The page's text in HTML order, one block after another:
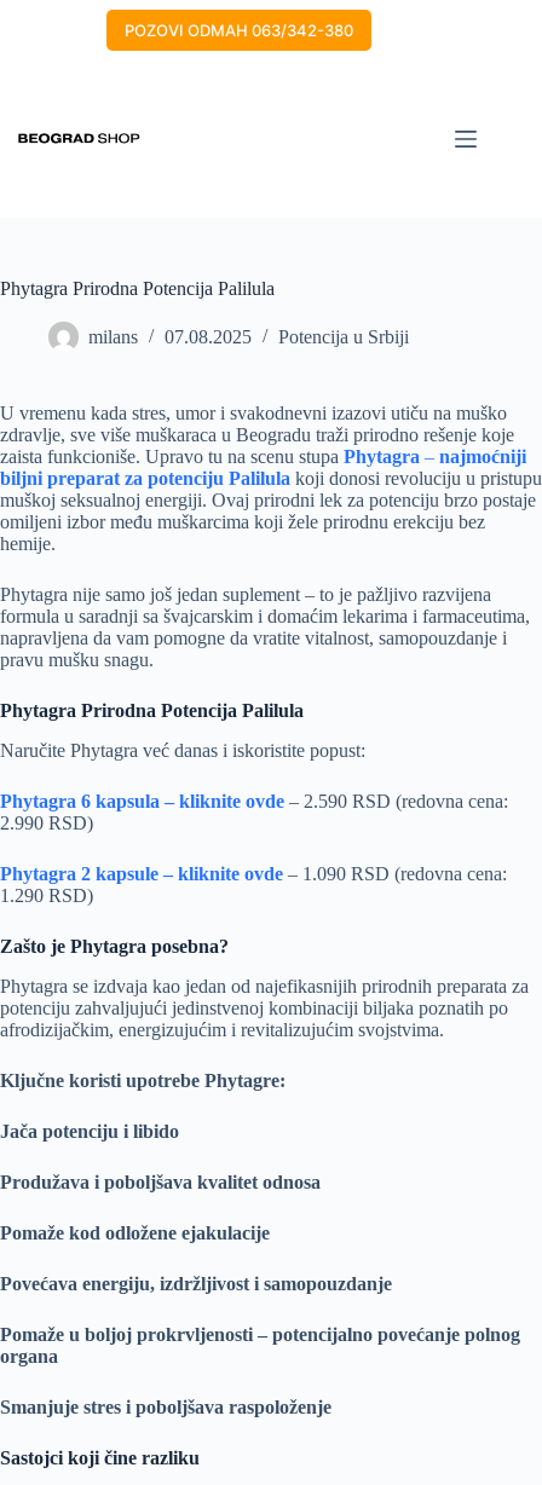
POZOVI ODMAH 063/342-380
Phytagra Prirodna Potencija Palilula
milans 07.08.2025 Potencija u Srbiji
U vremenu kada stres, umor i svakodnevni izazovi utiču na muško
zdravlje, sve više muškaraca u Beogradu traži prirodno rešenje koje
zaista funkcioniše. Upravo tu na scenu stupa Phytagra – najmoćniji
biljni preparat za potenciju Palilula koji donosi revoluciju u pristupu
muškoj seksualnoj energiji. Ovaj prirodni lek za potenciju brzo postaje
omiljeni izbor među muškarcima koji žele prirodnu erekciju bez
hemije.
Phytagra nije samo još jedan suplement – to je pažljivo razvijena
formula u saradnji sa švajcarskim i domaćim lekarima i farmaceutima,
napravljena da vam pomogne da vratite vitalnost, samopouzdanje i
pravu mušku snagu.
Phytagra Prirodna Potencija Palilula
Naručite Phytagra već danas i iskoristite popust:
Phytagra 6 kapsula – kliknite ovde – 2.590 RSD (redovna cena:
2.990 RSD)
Phytagra 2 kapsule – kliknite ovde – 1.090 RSD (redovna cena:
1.290 RSD)
Zašto je Phytagra posebna?
Phytagra se izdvaja kao jedan od najefikasnijih prirodnih preparata za
potenciju zahvaljujući jedinstvenoj kombinaciji biljaka poznatih po
afrodizijačkim, energizujućim i revitalizujućim svojstvima.
Ključne koristi upotrebe Phytagre:
Jača potenciju i libido
Produžava i poboljšava kvalitet odnosa
Pomaže kod odložene ejakulacije
Povećava energiju, izdržljivost i samopouzdanje
Pomaže u boljoj prokrvljenosti – potencijalno povećanje polnog
organa
Smanjuje stres i poboljšava raspoloženje
Sastojci koji čine razliku